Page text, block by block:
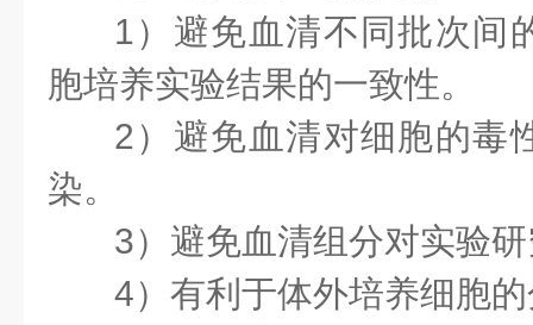
1）避免血清不同批次间
胞培养实验结果的一致性。
2）避免血清对细胞的毒
染。
3）避免血清组分对实验
4）有利于体外培养细胞